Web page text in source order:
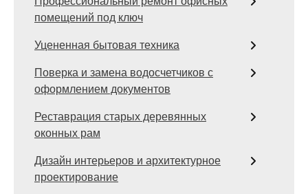
помещений под ключ
Уцененная бытовая техника
Поверка и замена водосчетчиков с
оформлением документов
Реставрация старых деревянных
оконных рам
Дизайн интерьеров и архитектурное
проектирование